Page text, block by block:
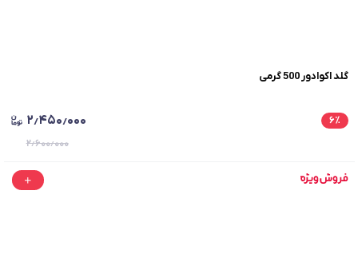
گلد اکوادور 500 گرمی
۶٪ ۲٫۴۵۰٫۰۰۰
۲٫۶۰۰٫۰۰۰